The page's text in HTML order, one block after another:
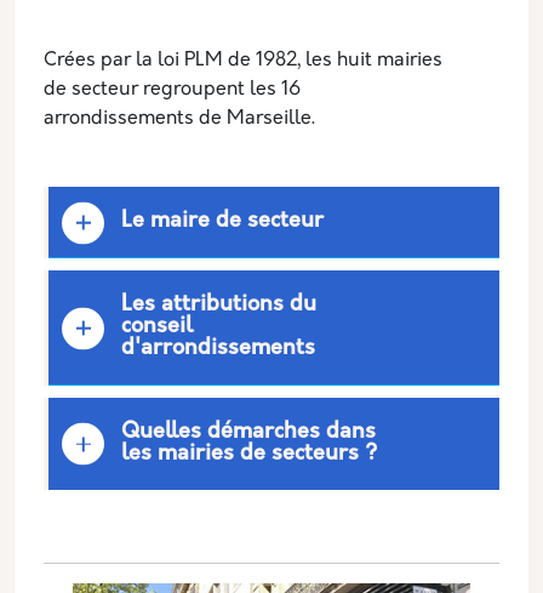
Description
Crées par la loi PLM de 1982, les huit mairies
de secteur regroupent les 16
arrondissements de Marseille.
Le maire de secteur
Les attributions du
conseil
d'arrondissements
Quelles démarches dans
les mairies de secteurs ?